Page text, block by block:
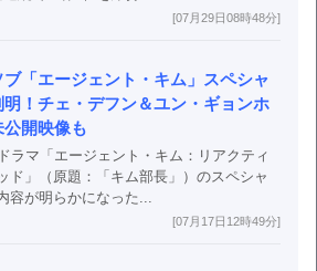
[07月29日08時48分]
ブ「エージェント・キム」スペシャ
明！チェ・デフン＆ユン・ギョンホ
公開映像も
ラマ「エージェント・キム：リアクティ
ド」（原題：「キム部長」）のスペシャ
容が明らかになった...
[07月17日12時49分]